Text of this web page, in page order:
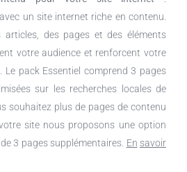
un site internet riche en contenu.
articles, des pages et des éléments
votre audience et renforcent votre
Le pack Essentiel comprend 3 pages
sur les recherches locales de
souhaitez plus de pages de contenu
site nous proposons une option
3 pages supplémentaires. En savoir